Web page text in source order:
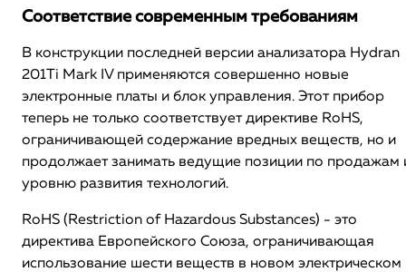
Соответствие современным требованиям
В конструкции последней версии анализатора Hydran
201Ti Mark IV применяются совершенно новые
электронные платы и блок управления. Этот прибор
теперь не только соответствует директиве RoHS,
ограничивающей содержание вредных веществ, но и
продолжает занимать ведущие позиции по продажам
уровню развития технологий.
RoHS (Restriction of Hazardous Substances) - это
директива Европейского Союза, ограничивающая
использование шести веществ в новом электрическом